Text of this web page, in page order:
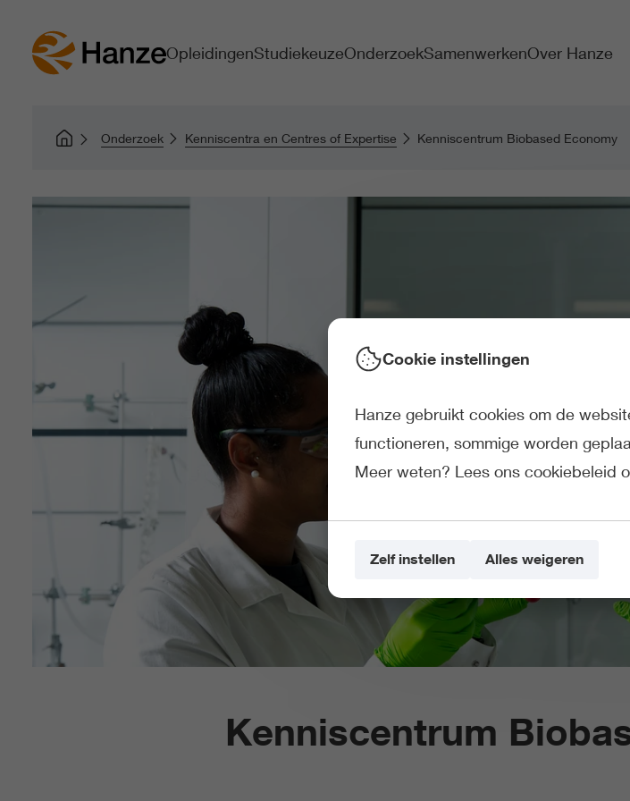
OpleidingenStudiekeuzeOnderzoekSamenwerkenOver Hanze
Onderzoek Kenniscentra en Centres of Expertise Kenniscentrum Biobased Economy
Kenniscentrum
Cookie instellingen
Hanze gebruikt cookies om de
functioneren, sommige worden
Meer weten? Lees ons cookiebeleid
Zelf instellen Alles weigeren